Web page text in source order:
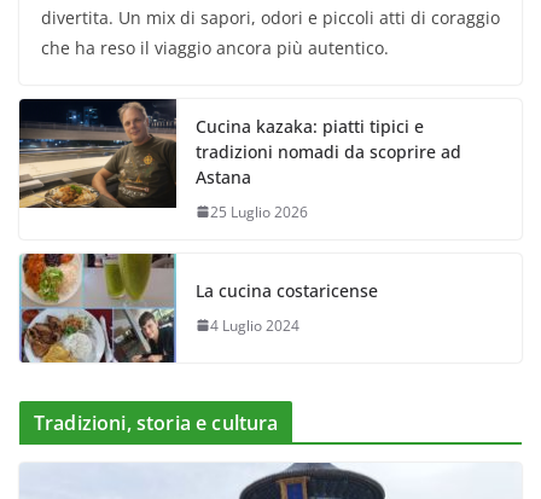
divertita. Un mix di sapori, odori e piccoli atti di coraggio
che ha reso il viaggio ancora più autentico.
Cucina kazaka: piatti tipici e
tradizioni nomadi da scoprire ad
Astana
25 Luglio 2026
La cucina costaricense
4 Luglio 2024
Tradizioni, storia e cultura